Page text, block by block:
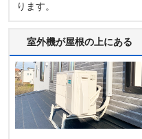
ります。
室外機が屋根の上にある